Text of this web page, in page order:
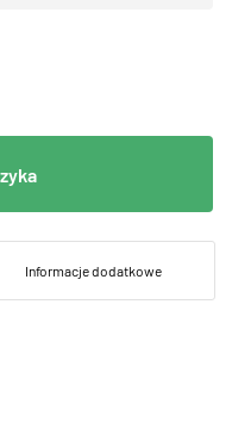
Informacje dodatkowe